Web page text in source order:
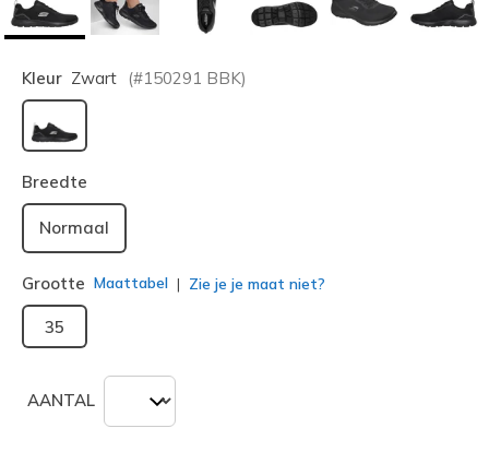
Kleur Zwart (#150291 BBK)
geselecteerd
Breedte
Normaal
Grootte Maattabel Zie je je maat niet?
35
AANTAL